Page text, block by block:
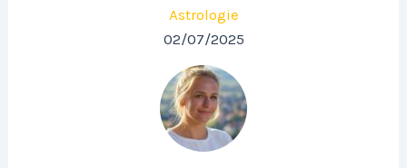
Astrologie
02/07/2025